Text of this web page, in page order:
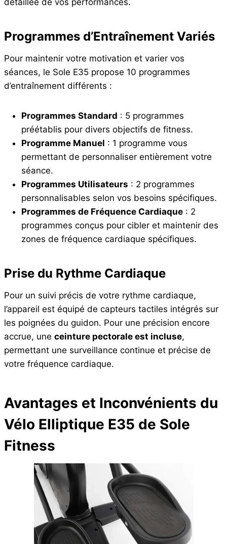
détaillée de vos performances.
Programmes d’Entraînement Variés
Pour maintenir votre motivation et varier vos
séances, le Sole E35 propose 10 programmes
d’entraînement différents :
Programmes Standard : 5 programmes
préétablis pour divers objectifs de fitness.
Programme Manuel : 1 programme vous
permettant de personnaliser entièrement votre
séance.
Programmes Utilisateurs : 2 programmes
personnalisables selon vos besoins spécifiques.
Programmes de Fréquence Cardiaque : 2
programmes conçus pour cibler et maintenir des
zones de fréquence cardiaque spécifiques.
Prise du Rythme Cardiaque
Pour un suivi précis de votre rythme cardiaque,
l’appareil est équipé de capteurs tactiles intégrés sur
les poignées du guidon. Pour une précision encore
accrue, une ceinture pectorale est incluse,
permettant une surveillance continue et précise de
votre fréquence cardiaque.
Avantages et Inconvénients du
Vélo Elliptique E35 de Sole
Fitness